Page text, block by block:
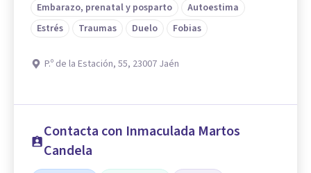
Embarazo, prenatal y posparto
Autoestima
Estrés
Traumas Duelo Fobias
P.º de la Estación, 55, 23007 Jaén
Contacta con Inmaculada Martos
Candela